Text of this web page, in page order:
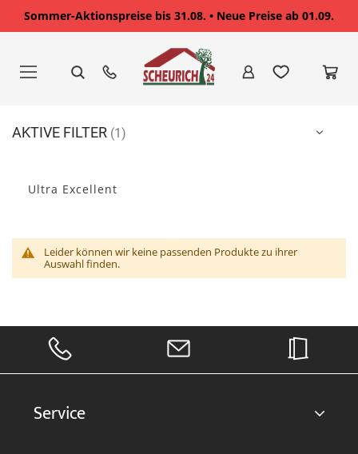
Sommer-Aktionspreise bis 31.08. • Neue Preise ab 01.09.
springen
Ultra Excellent
Leider können wir keine passenden Produkte zu ihrer
Auswahl finden.
AKTIVE FILTER
Service